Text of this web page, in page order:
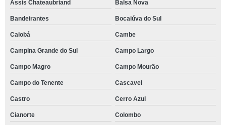
Assis Chateaubriand Balsa Nova
Bandeirantes Bocaiúva do Sul
Caiobá Cambe
Campina Grande do Sul Campo Largo
Campo Magro Campo Mourão
Campo do Tenente Cascavel
Castro Cerro Azul
Cianorte Colombo